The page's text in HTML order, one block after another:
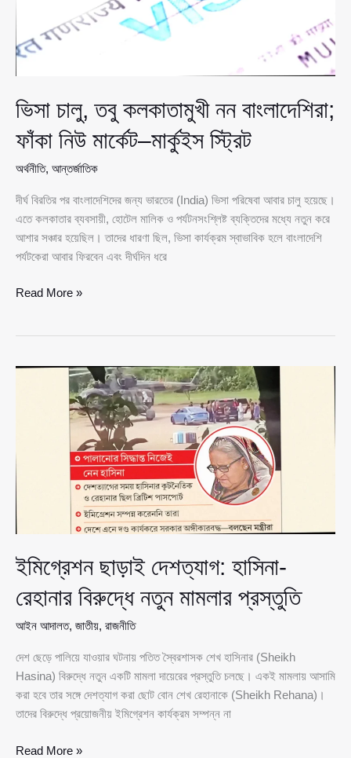
নতুন
সতর্কসংকেত
সি’\জে’\পি
আন্দোলন
ভিসা চালু, তবু কলকাতামুখী নন বাংলাদেশিরা;
ফাঁকা নিউ মার্কেট–মার্কুইস স্ট্রিট
অর্থনীতি, আন্তর্জাতিক
দীর্ঘ বিরতির পর বাংলাদেশিদের জন্য ভারতের (India) ভিসা পরিষেবা আবার চালু হয়েছে।
এতে কলকাতার ব্যবসায়ী, হোটেল মালিক ও পর্যটনসংশ্লিষ্ট ব্যক্তিদের মধ্যে নতুন করে
আশার সঞ্চার হয়েছিল। তাদের ধারণা ছিল, ভিসা কার্যক্রম স্বাভাবিক হলে বাংলাদেশি
পর্যটকেরা আবার ফিরবেন এবং দীর্ঘদিন ধরে
ভিসা
নন
মার্কুইস
স্ট্রিট
Read More »
ইমিগ্রেশন ছাড়াই দেশত্যাগ: হাসিনা-
রেহানার বিরুদ্ধে নতুন মামলার প্রস্তুতি
আইন আদালত, জাতীয়, রাজনীতি
দেশ ছেড়ে পালিয়ে যাওয়ার ঘটনায় পতিত স্বৈরশাসক শেখ হাসিনার (Sheikh
Hasina) বিরুদ্ধে নতুন একটি মামলা দায়েরের প্রস্তুতি চলছে। একই মামলায় আসামি
করা হবে তার সঙ্গে দেশত্যাগ করা ছোট বোন শেখ রেহানাকে (Sheikh Rehana)।
তাদের বিরুদ্ধে প্রয়োজনীয় ইমিগ্রেশন কার্যক্রম সম্পন্ন না
ইমিগ্রেশন
Read More »